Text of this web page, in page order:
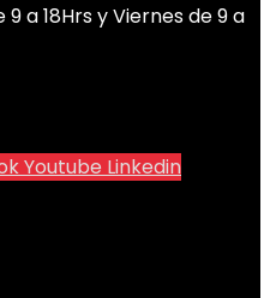
9 a 18Hrs y Viernes de 9 a
Youtube Linkedin